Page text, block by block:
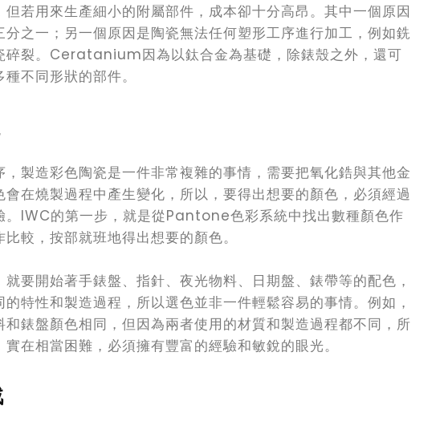
若用來生產細小的附屬部件，成本卻十分高昂。其中一個原因
之一；另一個原因是陶瓷無法任何塑形工序進行加工，例如銑
碎裂。Ceratanium因為以鈦合金為基礎，除錶殼之外，還可
不同形狀的部件。
製造彩色陶瓷是一件非常複雜的事情，需要把氧化鋯與其他金
在燒製過程中產生變化，所以，要得出想要的顏色，必須經過
。IWC的第一步，就是從Pantone色彩系統中找出數種顏色作
較，按部就班地得出想要的顏色。
要開始著手錶盤、指針、夜光物料、日期盤、錶帶等的配色，
特性和製造過程，所以選色並非一件輕鬆容易的事情。例如，
錶盤顏色相同，但因為兩者使用的材質和製造過程都不同，所
在相當困難，必須擁有豐富的經驗和敏銳的眼光。